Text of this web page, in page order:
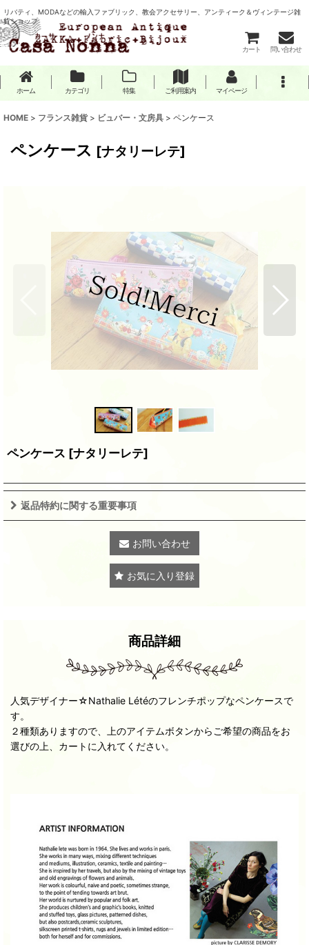
リバティ、MODAなどの輸入ファブリック、教会アクセサリー、アンティーク＆ヴィンテージ雑
貨ショップ
カート 問い合わせ
ホーム カテゴリ 特集 ご利用案内 マイページ
HOME > フランス雑貨 > ビュバー・文房具 > ペンケース
ペンケース [ナタリーレテ]
ペンケース [ナタリーレテ]
返品特約に関する重要事項
お問い合わせ
お気に入り登録
商品詳細
人気デザイナー☆Nathalie Létéのフレンチポップなペンケースで
す。
２種類ありますので、上のアイテムボタンからご希望の商品をお
選びの上、カートに入れてください。